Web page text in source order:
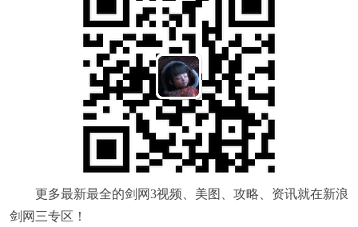
更多最新最全的剑网3视频、美图、攻略、资讯就在新浪
剑网三专区！